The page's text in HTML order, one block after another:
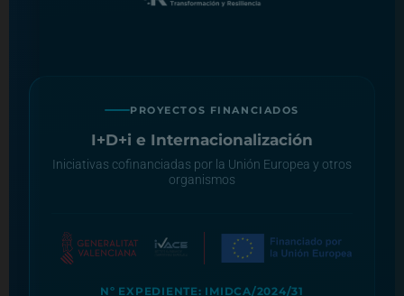
PROYECTOS FINANCIADOS
I+D+i e Internacionalización
Iniciativas cofinanciadas por la Unión Europea y otros
organismos
Nº EXPEDIENTE: IMIDCA/2024/31